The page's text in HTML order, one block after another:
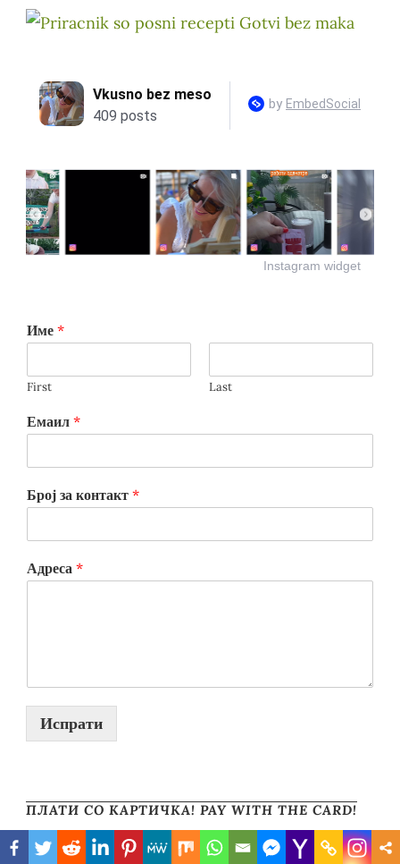
Instagram widget
Име *
First Last
Емаил *
Број за контакт *
Адреса *
Испрати
ПЛАТИ СО КАРТИЧКА! PAY WITH THE CARD!